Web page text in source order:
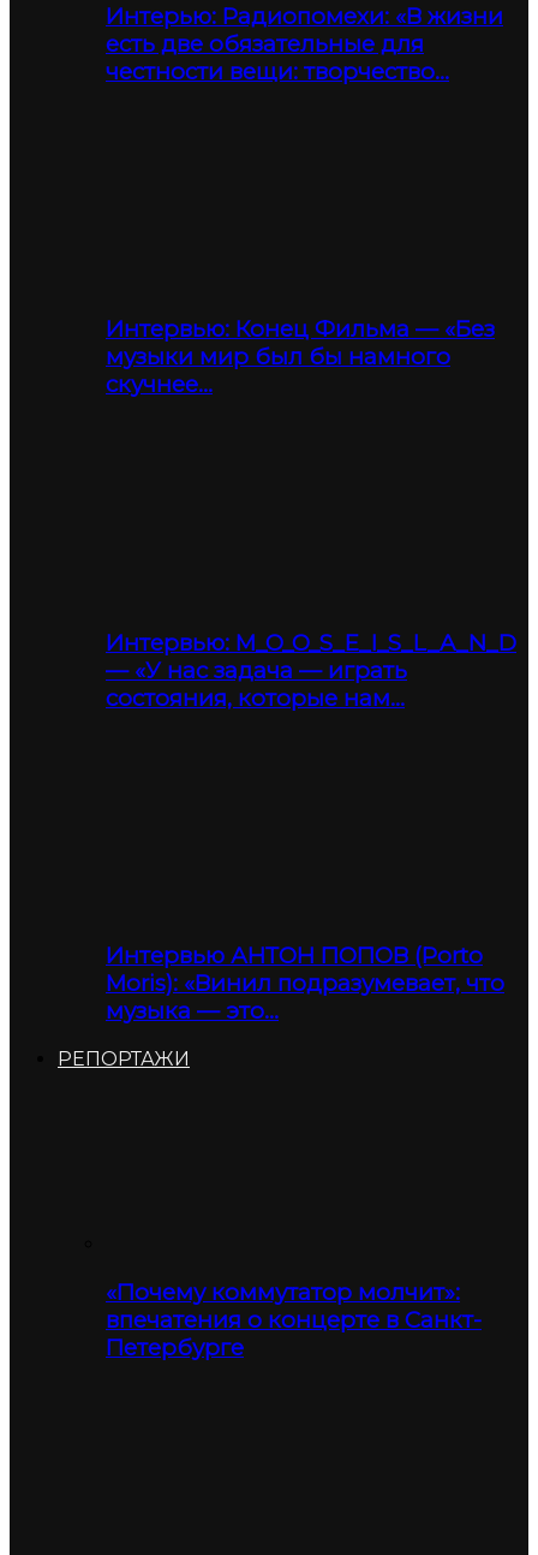
Интерью: Радиопомехи: «В жизни
есть две обязательные для
честности вещи: творчество…
Интервью: Конец Фильма — «Без
музыки мир был бы намного
скучнее…
Интервью: M_O_O_S_E_I_S_L_A_N_D
— «У нас задача — играть
состояния, которые нам…
Интервью АНТОН ПОПОВ (Porto
Moris): «Винил подразумевает, что
музыка — это…
РЕПОРТАЖИ
«Почему коммутатор молчит»:
впечатения о концерте в Санкт-
Петербурге